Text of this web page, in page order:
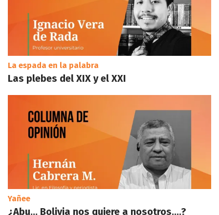
La espada en la palabra
Las plebes del XIX y el XXI
Yañee
¿Abu… Bolivia nos quiere a nosotros….?